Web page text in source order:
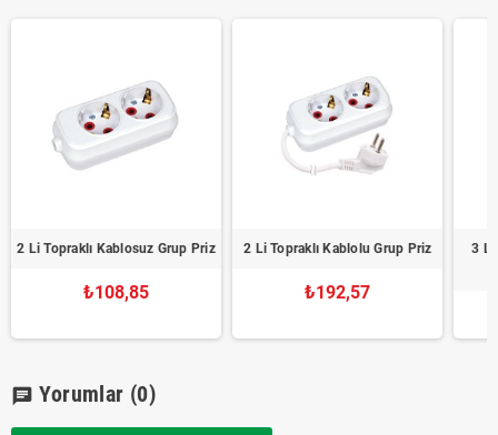
2 Li Topraklı Kablosuz Grup Priz
₺108,85
2 Li Topraklı Kablolu Grup Priz
₺192,57
3
chat Yorumlar (0)